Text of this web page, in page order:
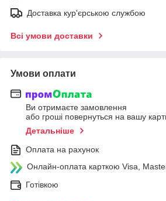
Доставка кур'єрською службою
Всі умови доставки
Умови оплати
Ви отримаєте замовлення
або гроші повернуться на вашу
Детальніше
Оплата на рахунок
Онлайн-оплата карткою Visa,
Готівкою